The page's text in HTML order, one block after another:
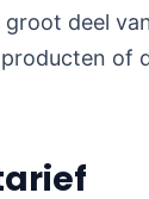
deel
of